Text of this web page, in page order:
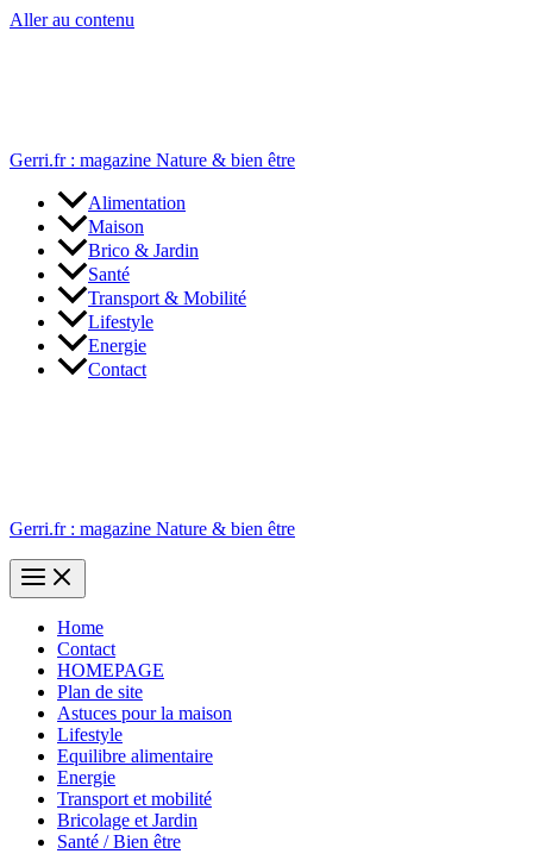
Aller au contenu
Gerri.fr : magazine Nature & bien être
Alimentation
Maison
Brico & Jardin
Santé
Transport & Mobilité
Lifestyle
Energie
Contact
Gerri.fr : magazine Nature & bien être
Home
Contact
HOMEPAGE
Plan de site
Astuces pour la maison
Lifestyle
Equilibre alimentaire
Energie
Transport et mobilité
Bricolage et Jardin
Santé / Bien être